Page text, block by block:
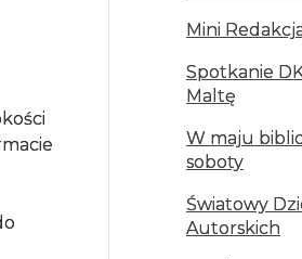
Mini
Spotkanie
Maltę
W maju
soboty
Światowy
Autorskich